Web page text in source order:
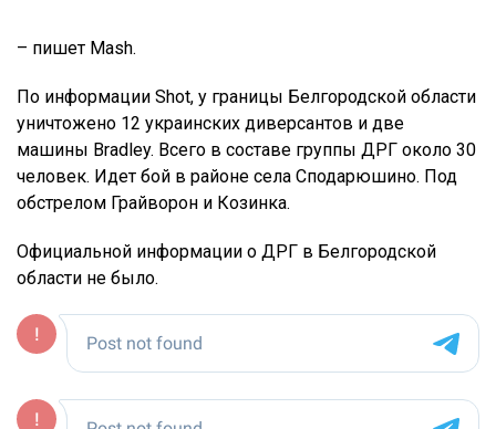
– пишет Mash.
По информации Shot, у границы Белгородской области
уничтожено 12 украинских диверсантов и две
машины Bradley. Всего в составе группы ДРГ около 30
человек. Идет бой в районе села Сподарюшино. Под
обстрелом Грайворон и Козинка.
Официальной информации о ДРГ в Белгородской
области не было.